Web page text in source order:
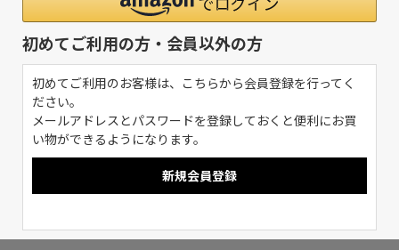
初めてご利用の方・会員以外の方
初めてご利用のお客様は、こちらから会員登録を行ってく
ださい。
メールアドレスとパスワードを登録しておくと便利にお買
い物ができるようになります。